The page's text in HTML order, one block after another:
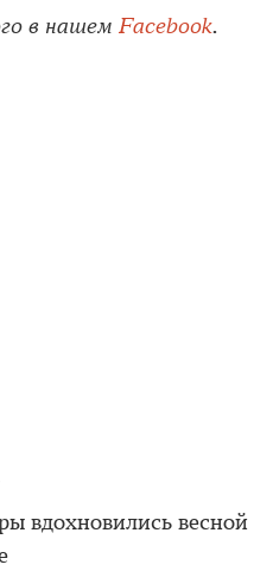
в нашем Facebook.
вдохновились весной